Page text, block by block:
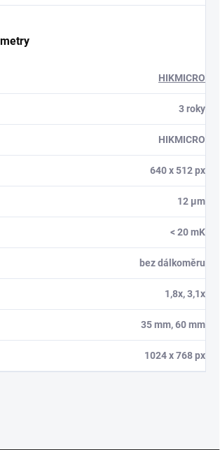
HIKMICRO
3 roky
HIKMICRO
640 x 512 px
12 µm
< 20 mK
bez dálkoměru
1,8x, 3,1x
35 mm, 60 mm
1024 x 768 px